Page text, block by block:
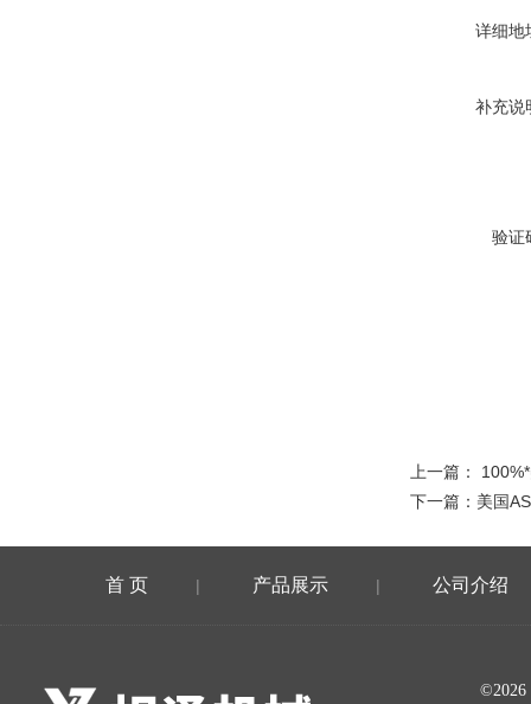
详细地
补充说
验证
上一篇：
下一篇： 美国
首 页 | 产品展示 | 公司介绍